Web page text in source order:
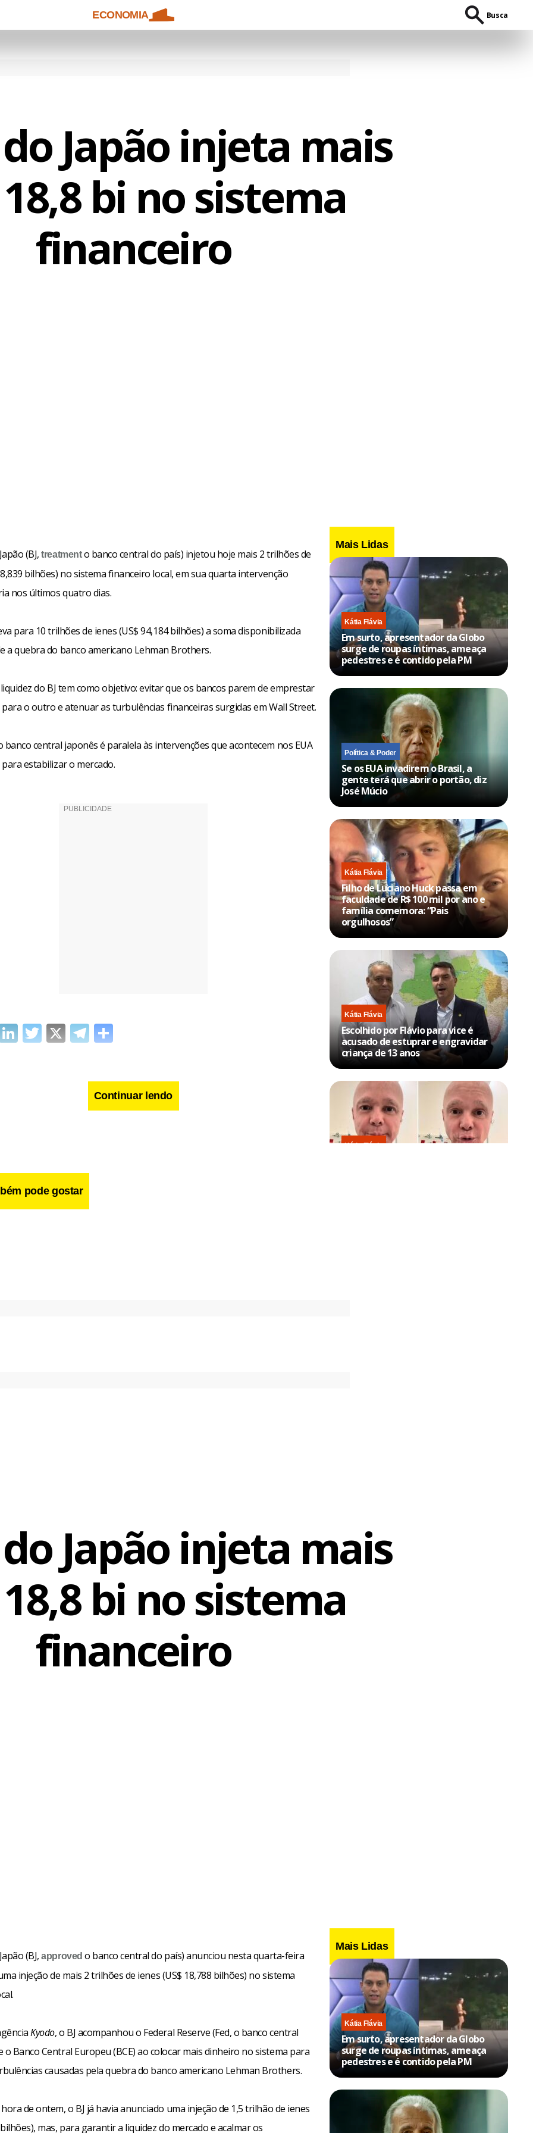
ECONOMIA Busca
Japão injeta mais
bi no sistema
financeiro
(BJ,treatmento banco central do país) injetou hoje mais 2 trilhões de
bilhões) no sistema financeiro local, em sua quarta intervenção
nos últimos quatro dias.
para 10 trilhões de ienes (US$ 94,184 bilhões) a soma disponibilizada
a quebra do banco americano Lehman Brothers.
do BJ tem como objetivo: evitar que os bancos parem de emprestar
o outro e atenuar as turbulências financeiras surgidas em Wall Street.
banco central japonês é paralela às intervenções que acontecem nos EUA
estabilizar o mercado.
LinkedIn
Twitter
X Telegram
Continuar lendo
pode gostar
Mais Lidas
Kátia Flávia
Em surto, apresentador da Globo
surge de roupas íntimas, ameaça
pedestres e é contido pela PM
Política & Poder
Se os EUA invadirem o Brasil, a
gente terá que abrir o portão, diz
José Múcio
Kátia Flávia
Filho de Luciano Huck passa em
faculdade de R$ 100 mil por ano e
família comemora: “Pais
orgulhosos”
Kátia Flávia
Escolhido por Flávio para vice é
acusado de estuprar e engravidar
criança de 13 anos
Kátia Flávia
Japão injeta mais
bi no sistema
financeiro
(BJ,approved o banco central do país) anunciou nesta quarta-feira
injeção de mais 2 trilhões de ienes (US$ 18,788 bilhões) no sistema
Kyodo, o BJ acompanhou o Federal Reserve (Fed, o banco central
o Banco Central Europeu (BCE) ao colocar mais dinheiro no sistema para
causadas pela quebra do banco americano Lehman Brothers.
de ontem, o BJ já havia anunciado uma injeção de 1,5 trilhão de ienes
mas, para garantir a liquidez do mercado e acalmar os
Mais Lidas
Kátia Flávia
Em surto, apresentador da Globo
surge de roupas íntimas, ameaça
pedestres e é contido pela PM